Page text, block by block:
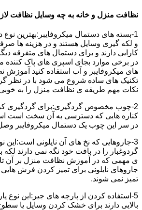
نظافت منزل و خانه به چه وسایل نظافت
1-بسته های دستمال میکروفایبر:بهترین
و لکه گیری وسایل هستند و در هزینه ها
کارایی دارند و برای دستمال های متفرقه
در برخی موارد بجای اسپری های پاک کننده
های میکروفایبر و آب استفاده کنید آموزش
تکنیک های ساده شروع می شود با در نظر
نکات مهم طریقه ی نظافت منزل را به
2-چوب مخصوص گردگیری:برای گردگیری
کناره هایی که دسترسی به آن سخت است
در سر این چوب یک دستمال میکروفایبر
3-جاروهایی که نخ های آن نایلونی است:این
گردوغبار را در بافت خود نگه نمی دارند لکه
ی مهمی که در آموزش نظافت منزل بر آن
جاروهای نایلونی برای تمیز کردن فرش
تمیز نمی شوند.
5-استفاده کردن از پارچه های جیر:این نوع
بالایی دارند برای خشک کردن وسایل یا